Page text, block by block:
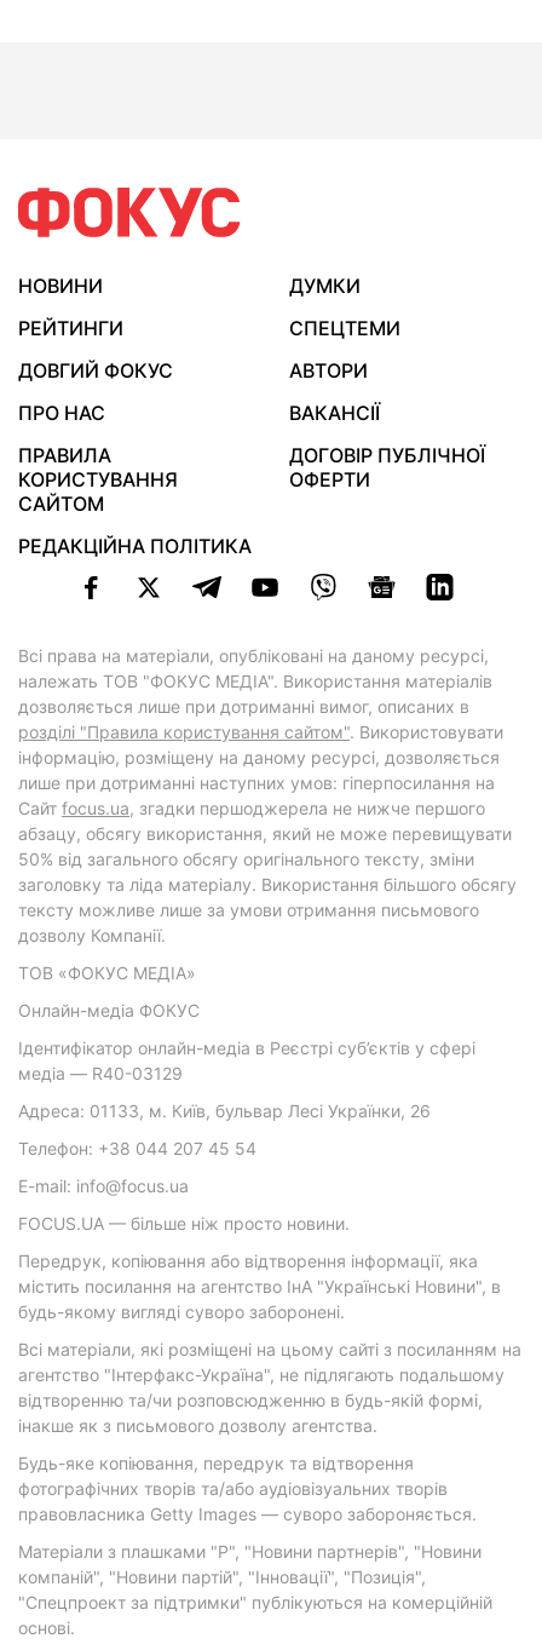
НОВИНИ
ДУМКИ
РЕЙТИНГИ
СПЕЦТЕМИ
ДОВГИЙ ФОКУС
АВТОРИ
ПРО НАС
ВАКАНСІЇ
ПРАВИЛА
КОРИСТУВАННЯ
САЙТОМ
ДОГОВІР ПУБЛІЧНОЇ
ОФЕРТИ
РЕДАКЦІЙНА ПОЛІТИКА
Всі права на матеріали, опубліковані на даному ресурсі,
належать ТОВ "ФОКУС МЕДІА". Використання матеріалів
дозволяється лише при дотриманні вимог, описаних в
розділі "Правила користування сайтом". Використовувати
інформацію, розміщену на даному ресурсі, дозволяється
лише при дотриманні наступних умов: гіперпосилання на
Cайт focus.ua, згадки першоджерела не нижче першого
абзацу, обсягу використання, який не може перевищувати
50% від загального обсягу оригінального тексту, зміни
заголовку та ліда матеріалу. Використання більшого обсягу
тексту можливе лише за умови отримання письмового
дозволу Компанії.
ТОВ «ФОКУС МЕДІА»
Онлайн-медіа ФОКУС
Ідентифікатор онлайн-медіа в Реєстрі суб’єктів у сфері
медіа — R40-03129
Адреса: 01133, м. Київ, бульвар Лесі Українки, 26
Телефон: +38 044 207 45 54
E-mail: info@focus.ua
FOCUS.UA — більше ніж просто новини.
Передрук, копіювання або відтворення інформації, яка
містить посилання на агентство ІнА "Українські Новини", в
будь-якому вигляді суворо заборонені.
Всі матеріали, які розміщені на цьому сайті з посиланням на
агентство "Інтерфакс-Україна", не підлягають подальшому
відтворенню та/чи розповсюдженню в будь-якій формі,
інакше як з письмового дозволу агентства.
Будь-яке копіювання, передрук та відтворення
фотографічних творів та/або аудіовізуальних творів
правовласника Getty Images — суворо забороняється.
Матеріали з плашками "Р", "Новини партнерів", "Новини
компаній", "Новини партій", "Інновації", "Позиція",
"Спецпроект за підтримки" публікуються на комерційній
основі.